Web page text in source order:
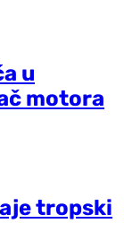
u
motora
tropski